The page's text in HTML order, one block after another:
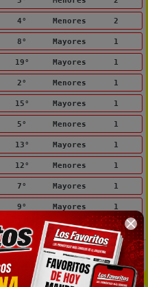
4° Menores 2
8° Mayores 1
19° Mayores 1
2° Menores 1
15° Mayores 1
5° Menores 1
13° Mayores 1
12° Menores 1
7° Mayores 1
9° Mayores 1
11° Mayores 1